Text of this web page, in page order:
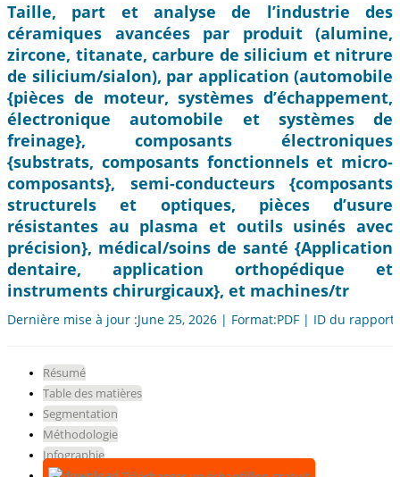
Taille, part et analyse de l’industrie des
céramiques avancées par produit (alumine,
zircone, titanate, carbure de silicium et nitrure
de silicium/sialon), par application (automobile
{pièces de moteur, systèmes d’échappement,
électronique automobile et systèmes de
freinage}, composants électroniques
{substrats, composants fonctionnels et micro-
composants}, semi-conducteurs {composants
structurels et optiques, pièces d’usure
résistantes au plasma et outils usinés avec
précision}, médical/soins de santé {Application
dentaire, application orthopédique et
instruments chirurgicaux}, et machines/tr
Dernière mise à jour :June 25, 2026 | Format:PDF | ID du
Résumé
Table des matières
Segmentation
Méthodologie
Infographie